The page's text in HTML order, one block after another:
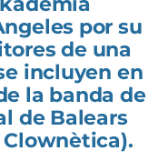
por su
de una
incluyen en
la banda de
de Balears
Clownètica).